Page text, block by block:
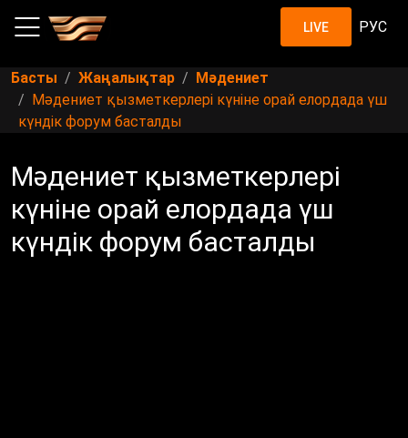
LIVE РУС
Басты Жаңалықтар
Мәдениет
Мәдениет қызметкерлері күніне орай елордада үш
күндік форум басталды
Мәдениет қызметкерлері
күніне орай елордада үш
күндік форум басталды